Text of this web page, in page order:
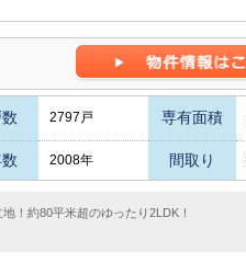
2797戸 専有面積
2008年 間取り
！約80平米超のゆったり2LDK！